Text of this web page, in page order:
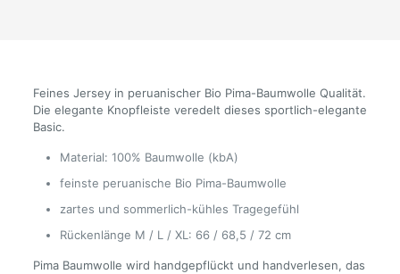
Feines Jersey in peruanischer Bio Pima-Baumwolle Qualität.
Die elegante Knopfleiste veredelt dieses sportlich-elegante
Basic.
Material: 100% Baumwolle (kbA)
feinste peruanische Bio Pima-Baumwolle
zartes und sommerlich-kühles Tragegefühl
Rückenlänge M / L / XL: 66 / 68,5 / 72 cm
Pima Baumwolle wird handgepflückt und handverlesen, das